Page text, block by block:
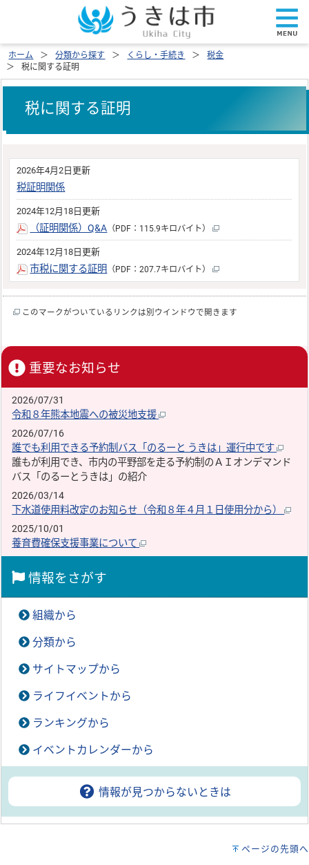
ホーム 分類から探す くらし・手続き
税金
税に関する証明
税に関する証明
2026年4月2日更新
税証明関係
2024年12月18日更新
（証明関係）Q&A （PDF：115.9キロバイト）
2024年12月18日更新
市税に関する証明 （PDF：207.7キロバイト）
このマークがついているリンクは別ウインドウで開きます
重要なお知らせ
2026/07/31
令和８年熊本地震への被災地支援
2026/07/16
誰でも利用できる予約制バス「のるーと うきは」運行中です
誰もが利用でき、市内の平野部を走る予約制のＡＩオンデマンド
バス「のるーとうきは」の紹介
2026/03/14
下水道使用料改定のお知らせ（令和８年４月１日使用分から）
2025/10/01
養育費確保支援事業について
情報をさがす
組織から
分類から
サイトマップから
ライフイベントから
ランキングから
イベントカレンダーから
情報が見つからないときは
ページの先頭へ